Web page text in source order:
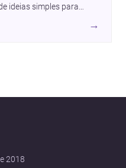
ideias simples para
→
2018